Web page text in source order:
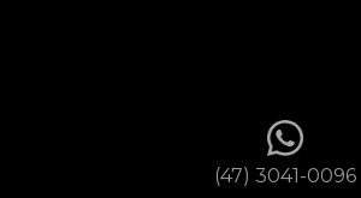
(47) 3041-0096